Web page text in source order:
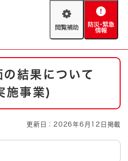
閲
助
防
緊
情
救急・消防
AED設置箇所
結果について
施事業)
更新日：2026年6月12日掲載